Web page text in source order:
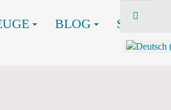
BLOG SHOP